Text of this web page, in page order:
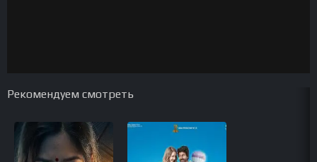
Рекомендуем смотреть